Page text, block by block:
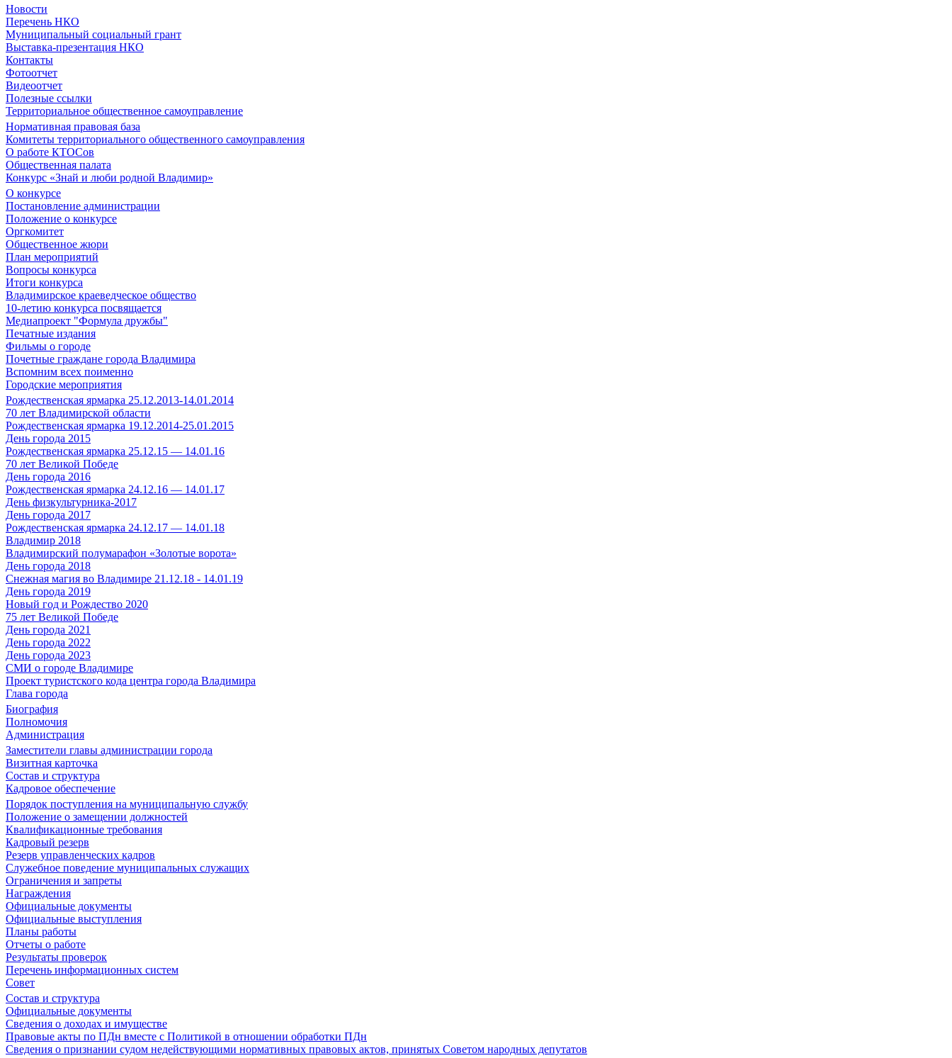
Новости
Перечень НКО
Муниципальный социальный грант
Выставка-презентация НКО
Контакты
Фотоотчет
Видеоотчет
Полезные ссылки
Территориальное общественное самоуправление
Нормативная правовая база
Комитеты территориального общественного самоуправления
О работе КТОСов
Общественная палата
Конкурс «Знай и люби родной Владимир»
О конкурсе
Постановление администрации
Положение о конкурсе
Оргкомитет
Общественное жюри
План мероприятий
Вопросы конкурса
Итоги конкурса
Владимирское краеведческое общество
10-летию конкурса посвящается
Медиапроект "Формула дружбы"
Печатные издания
Фильмы о городе
Почетные граждане города Владимира
Вспомним всех поименно
Городские мероприятия
Рождественская ярмарка 25.12.2013-14.01.2014
70 лет Владимирской области
Рождественская ярмарка 19.12.2014-25.01.2015
День города 2015
Рождественская ярмарка 25.12.15 — 14.01.16
70 лет Великой Победе
День города 2016
Рождественская ярмарка 24.12.16 — 14.01.17
День физкультурника-2017
День города 2017
Рождественская ярмарка 24.12.17 — 14.01.18
Владимир 2018
Владимирский полумарафон «Золотые ворота»
День города 2018
Снежная магия во Владимире 21.12.18 - 14.01.19
День города 2019
Новый год и Рождество 2020
75 лет Великой Победе
День города 2021
День города 2022
День города 2023
СМИ о городе Владимире
Проект туристского кода центра города Владимира
Глава города
Биография
Полномочия
Администрация
Заместители главы администрации города
Визитная карточка
Состав и структура
Кадровое обеспечение
Порядок поступления на муниципальную службу
Положение о замещении должностей
Квалификационные требования
Кадровый резерв
Резерв управленческих кадров
Служебное поведение муниципальных служащих
Ограничения и запреты
Награждения
Официальные документы
Официальные выступления
Планы работы
Отчеты о работе
Результаты проверок
Перечень информационных систем
Совет
Состав и структура
Официальные документы
Сведения о доходах и имуществе
Правовые акты по ПДн вместе с Политикой в отношении обработки ПДн
Сведения о признании судом недействующими нормативных правовых актов, принятых Советом народных депутатов